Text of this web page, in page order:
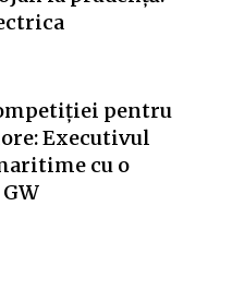
pentru
Executivul
cu o